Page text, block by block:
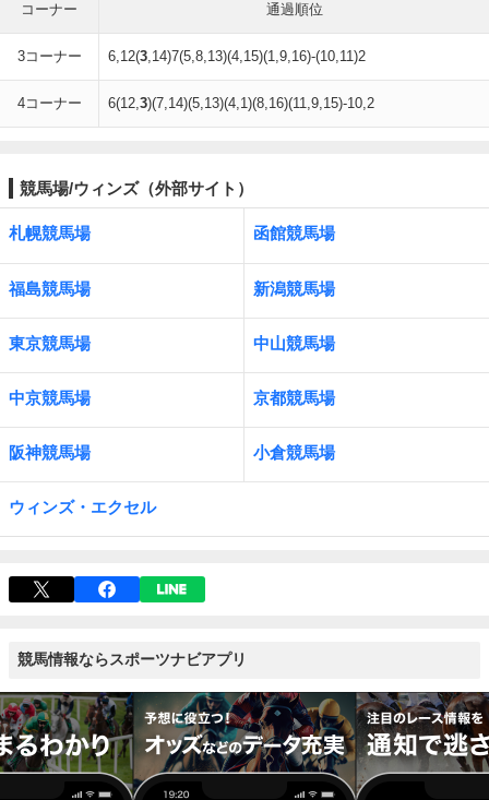
コーナー 通過順位
3コーナー 6,12(3,14)7(5,8,13)(4,15)(1,9,16)-(10,11)2
4コーナー 6(12,3)(7,14)(5,13)(4,1)(8,16)(11,9,15)-10,2
競馬場/ウィンズ（外部サイト）
札幌競馬場 函館競馬場
福島競馬場 新潟競馬場
東京競馬場 中山競馬場
中京競馬場 京都競馬場
阪神競馬場 小倉競馬場
ウィンズ・エクセル
競馬情報ならスポーツナビアプリ